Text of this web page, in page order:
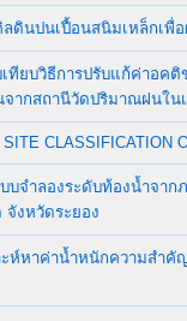
ลดินปนเปื้อนสนิมเหล็กเพื่
เทียบวิธีการปรับแก้ค่าอ
ากสถานีวัดปริมาณฝนใ
CLASSIFICATION
บจำลองระดับท้องน้ำจา
งหวัดระยอง
ะห์หาค่าน้ำหนักความสำ